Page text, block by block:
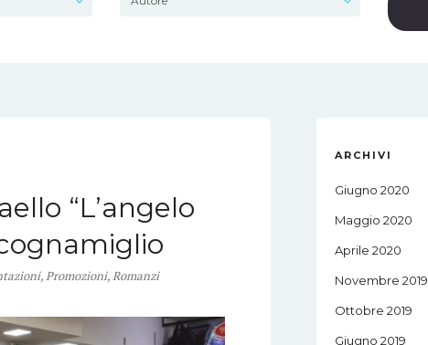
“L’angelo
,Promozioni,Romanzi
ARCHIVI
Giugno 2020
Maggio 2020
Aprile 2020
Novembre 2019
Ottobre 2019
Giugno 2019